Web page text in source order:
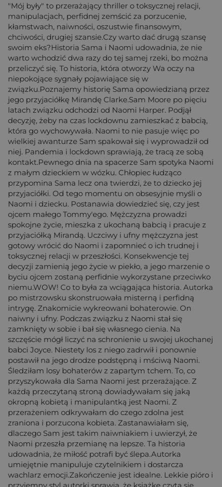
"Mój były" to przerażający thriller o toksycznej relacji,
manipulacjach, perfidnej zemścić za porzucenie,
kłamstwach, naiwności, oszustwie finansowym,
chciwości, drugiej szansie.Czy warto dać drugą szansę
swoim eks?Historia Sama i Naomi udowadnia, że nie
warto wchodzić dwa razy do tej samej rzeki, bo można
przeliczyć się. To historia, która otworzy Wa oczy na
niepokojące sygnały pojawiające się w
związku.Poznajemy historię Sama opowiedzianą przez
jego przyjaciółkę Mirandę Clarke.Sam Moore po pięciu
latach związku odchodzi od Naomi Harper. Podjął
decyzję, żeby na czas lockdownu zamieszkać z babcią,
która go wychowywała. Naomi to nie pasuje więc po
wielkiej awanturze Sam spakował się i wyprowadził od
niej. Pandemia i lockdown sprawiają, że tracą ze sobą
kontakt.Pewnego dnia na spacerze Sam spotyka Naomi
z małym dzieckiem w wózku. Chłopiec łudząco
przypomina Sama lecz ona twierdzi, że to dziecko jej
przyjaciółki. Od tego momentu on obsesyjnie myśli o
Naomi i dziecku. Postanawia dowiedzieć się, czy jest
ojcem małego Tommy'ego. Mężczyzna prowadzi
spokojne życie, mieszka z ukochaną babcią i pracuje z
przyjaciółką Mirandą. Uczciwy i ufny mężczyzna jest
gotowy wrócić do Naomi i zapomnieć o ich trudnej i
toksycznej relacji w przeszłości. Konsekwencje tej
decyzji zamienią jego życie w piekło, a jego marzenie o
byciu ojcem zostaną perfidnie wykorzystane przeciwko
niemu.WOW! Co to była za wciągająca historia. Autorka
po mistrzowsku skonstruowała misterną i perfidną
intrygę. Znakomicie wykreowani bohaterowie. On
naiwny i ufny. Podczas związku z Naomi stał się
zamknięty w sobie i bał się własnego cienia. Na
szczęście mógł liczyć na schronienie u swojej ukochanej
babci Joyce. Niestety los z niego zadrwił i ponownie
postawił na jego drodze podstępną i mściwą Naomi.
Śledziłam losy bohaterów z zapartym tchem. To, co
przyszykowała dla Sama Naomi jest przerażające. Z
każdą przeczytaną stroną dowiadywałam się jaką
okropną kobietą i manipulantką jest Naomi. Z
przerażeniem odkrywałam do czego zdolna jest
zraniona i porzucona kobieta. Zastanawiałam się,
dlaczego Sam jest takim naiwniakiem i uwierzył, że
Naomi przeszła przemianę na lepsze. Ta historia
udowadnia, że miłość potrafi być ślepa.Autorka
umiejętnie manipuluje czytelnikiem i dostarcza
wachlarz emocji.Zakończenie jest idealne. Lekkie pióro i